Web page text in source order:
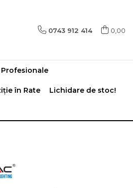
0743 912 414 0,00
în Rate Lichidare de stoc!